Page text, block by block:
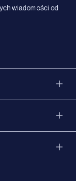
wiadomości od